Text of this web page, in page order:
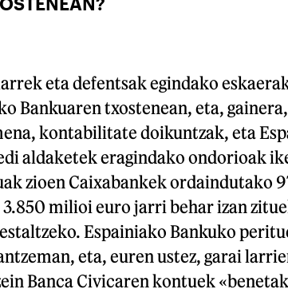
eta defentsak egindako
Bankuaren txostenean, eta,
kontabilitate doikuntzak, eta
aldaketek eragindako ondorioak
zioen Caixabankek ordaindutako
3.850 milioi euro jarri behar izan
Espainiako Bankuko
eta, euren ustez, garai
Banca Civicaren kontuek